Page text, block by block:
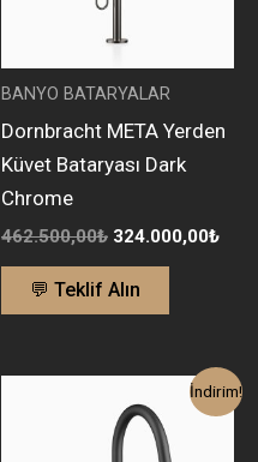
BANYO BATARYALAR
Dornbracht META Yerden
Küvet Bataryası Dark
Chrome
462.500,00₺ 324.000,00₺
💬 Teklif Alın
İndirim!
fiyat:
114.000,00₺.
Şu